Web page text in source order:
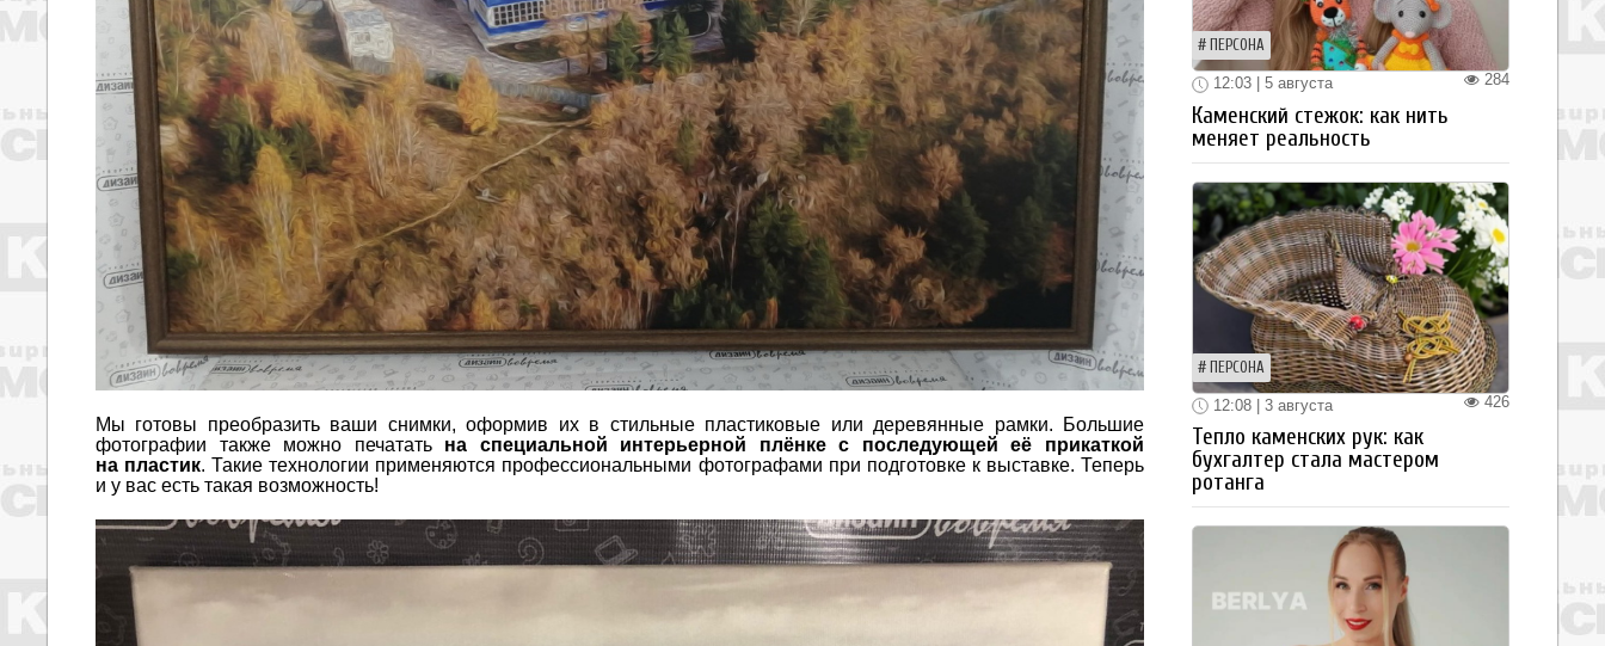
Мы готовы преобразить ваши снимки, оформив их в стильные пластиковые или деревянные рамки. Большие
фотографии также можно печатать на специальной интерьерной плёнке с последующей её прикаткой
на пластик. Такие технологии применяются профессиональными фотографами при подготовке к выставке. Теперь
и у вас есть такая возможность!
ПЕРСОНА
284
12:03 | 5 августа
Каменский стежок: как нить
меняет реальность
ПЕРСОНА
426
12:08 | 3 августа
Тепло каменских рук: как
бухгалтер стала мастером
ротанга